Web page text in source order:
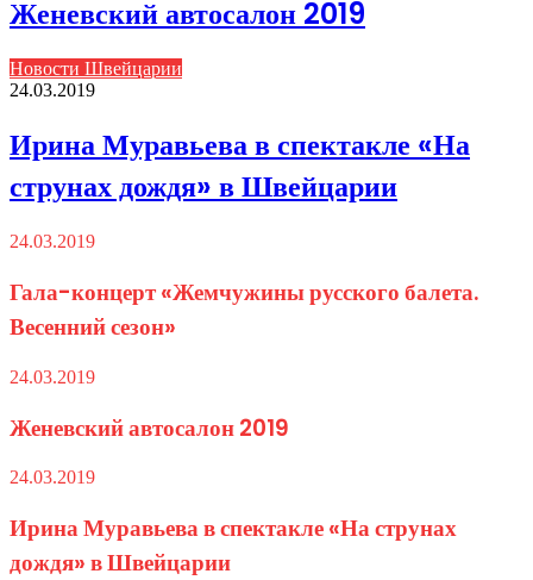
Женевский автосалон 2019
Новости Швейцарии
24.03.2019
Ирина Муравьева в спектакле «На
струнах дождя» в Швейцарии
24.03.2019
Гала-концерт «Жемчужины русского балета.
Весенний сезон»
24.03.2019
Женевский автосалон 2019
24.03.2019
Ирина Муравьева в спектакле «На струнах
дождя» в Швейцарии